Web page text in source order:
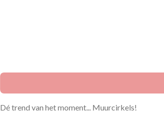
Dé trend van het moment... Muurcirkels!